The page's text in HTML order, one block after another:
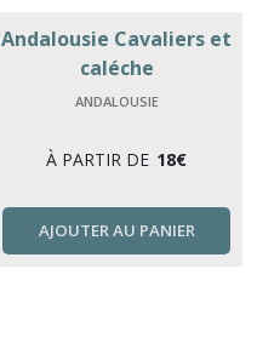
Andalousie Cavaliers et
caléche
ANDALOUSIE
À PARTIR DE 18€
AJOUTER AU PANIER